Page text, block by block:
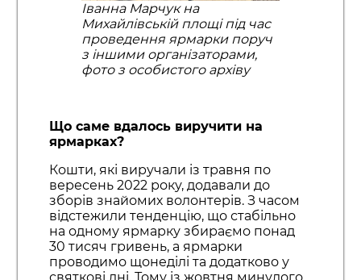
Іванна Марчук на
Михайлівській площі під час
проведення ярмарки поруч
з іншими організаторами,
фото з особистого архіву
Що саме вдалось виручити на
ярмарках?
Кошти, які виручали із травня по
вересень 2022 року, додавали до
зборів знайомих волонтерів. З часом
відстежили тенденцію, що стабільно
на одному ярмарку збираємо понад
30 тисяч гривень, а ярмарки
проводимо щонеділі та додатково у